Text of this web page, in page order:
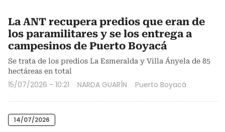
La ANT recupera predios que eran de
los paramilitares y se los entrega a
campesinos de Puerto Boyacá
Se trata de los predios La Esmeralda y Villa Ányela de 85
hectáreas en total
15/07/2026 - 10:21 NARDA GUARÍN Puerto Boyacá
14/07/2026